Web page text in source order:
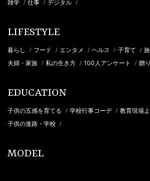
雑学 / 仕事 / デジタル /
LIFESTYLE
暮らし / フード / エンタメ / ヘルス / 子育て /
夫婦・家族 / 私の生き方 / 100人アンケート / 贈
EDUCATION
子供の五感を育てる / 学校行事コーデ / 教育現場よ
子供の進路・学校 /
MODEL